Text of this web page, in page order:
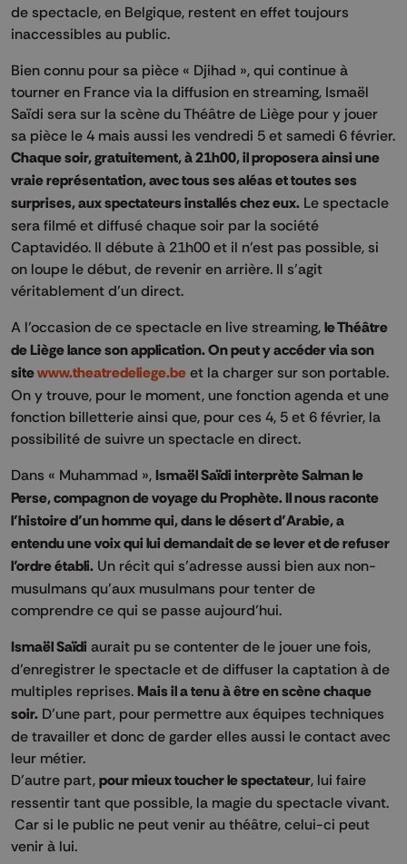
de spectacle, en Belgique, restent en effet toujours
inaccessibles au public.
Bien connu pour sa pièce « Djihad », qui continue à
tourner en France via la diffusion en streaming, Ismaël
Saïdi sera sur la scène du Théâtre de Liège pour y jouer
sa pièce le 4 mais aussi les vendredi 5 et samedi 6 février.
Chaque soir, gratuitement, à 21h00, il proposera ainsi une
vraie représentation, avec tous ses aléas et toutes ses
surprises, aux spectateurs installés chez eux. Le spectacle
sera filmé et diffusé chaque soir par la société
Captavidéo. Il débute à 21h00 et il n’est pas possible, si
on loupe le début, de revenir en arrière. Il s’agit
véritablement d’un direct.
A l’occasion de ce spectacle en live streaming, le Théâtre
de Liège lance son application. On peut y accéder via son
sitewww.theatredeliege.be et la charger sur son portable.
On y trouve, pour le moment, une fonction agenda et une
fonction billetterie ainsi que, pour ces 4, 5 et 6 février, la
possibilité de suivre un spectacle en direct.
Dans « Muhammad », Ismaël Saïdi interprète Salman le
Perse, compagnon de voyage du Prophète. Il nous raconte
l’histoire d’un homme qui, dans le désert d’Arabie, a
entendu une voix qui lui demandait de se lever et de refuser
l’ordre établi. Un récit qui s’adresse aussi bien aux non-
musulmans qu’aux musulmans pour tenter de
comprendre ce qui se passe aujourd’hui.
Ismaël Saïdi aurait pu se contenter de le jouer une fois,
d’enregistrer le spectacle et de diffuser la captation à de
multiples reprises. Mais il a tenu à être en scène chaque
soir. D’une part, pour permettre aux équipes techniques
de travailler et donc de garder elles aussi le contact avec
leur métier.
D’autre part, pour mieux toucher le spectateur, lui faire
ressentir tant que possible, la magie du spectacle vivant.
Car si le public ne peut venir au théâtre, celui-ci peut
venir à lui.